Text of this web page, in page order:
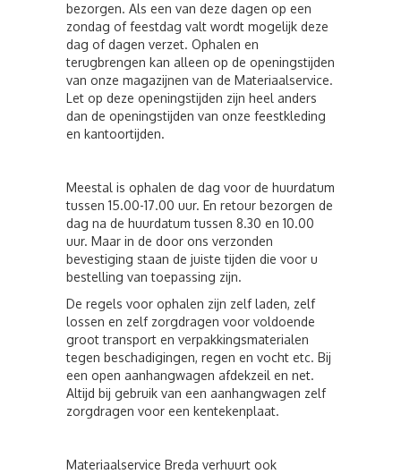
bezorgen. Als een van deze dagen op een
zondag of feestdag valt wordt mogelijk deze
dag of dagen verzet. Ophalen en
terugbrengen kan alleen op de openingstijden
van onze magazijnen van de Materiaalservice.
Let op deze openingstijden zijn heel anders
dan de openingstijden van onze feestkleding
en kantoortijden.
Meestal is ophalen de dag voor de huurdatum
tussen 15.00-17.00 uur. En retour bezorgen de
dag na de huurdatum tussen 8.30 en 10.00
uur. Maar in de door ons verzonden
bevestiging staan de juiste tijden die voor u
bestelling van toepassing zijn.
De regels voor ophalen zijn zelf laden, zelf
lossen en zelf zorgdragen voor voldoende
groot transport en verpakkingsmaterialen
tegen beschadigingen, regen en vocht etc. Bij
een open aanhangwagen afdekzeil en net.
Altijd bij gebruik van een aanhangwagen zelf
zorgdragen voor een kentekenplaat.
Materiaalservice Breda verhuurt ook